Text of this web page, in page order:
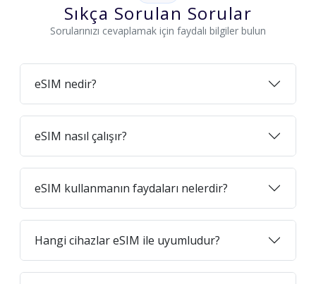
Sıkça Sorulan Sorular
Sorularınızı cevaplamak için faydalı bilgiler bulun
eSIM nedir?
eSIM nasıl çalışır?
eSIM kullanmanın faydaları nelerdir?
Hangi cihazlar eSIM ile uyumludur?